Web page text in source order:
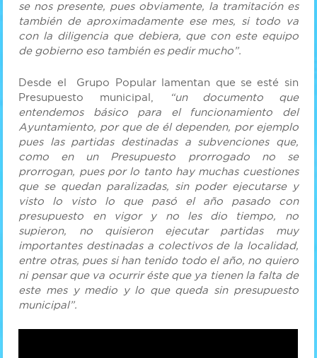
se nos presente, pues obviamente, la tramitación es
también de aproximadamente ese mes, si todo va
con la diligencia que debiera, que con este equipo
de gobierno eso también es pedir mucho”.
Desde el Grupo Popular lamentan que se esté sin
Presupuesto municipal,
“un documento que
entendemos básico para el funcionamiento del
Ayuntamiento, por que de él dependen, por ejemplo
pues las partidas destinadas a subvenciones que,
como en un Presupuesto prorrogado no se
prorrogan, pues por lo tanto hay muchas cuestiones
que se quedan paralizadas, sin poder ejecutarse y
visto lo visto lo que pasó el año pasado con
presupuesto en vigor y no les dio tiempo, no
supieron, no quisieron ejecutar partidas muy
importantes destinadas a colectivos de la localidad,
entre otras, pues si han tenido todo el año, no quiero
ni pensar que va ocurrir éste que ya tienen la falta de
este mes y medio y lo que queda sin presupuesto
municipal”.